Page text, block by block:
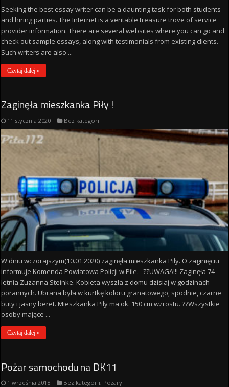
Seeking the best essay writer can be a daunting task for both students
and hiring parties. The Internet is a veritable treasure trove of service
provider information. There are several websites where you can go and
check out sample essays, along with testimonials from existing clients.
Such writers are also ...
Czytaj dalej »
Zaginęła mieszkanka Piły !
11 stycznia 2020 Bez kategorii
W dniu wczorajszym(10.01.2020) zaginęła mieszkanka Piły. O zaginięciu
informuje Komenda Powiatowa Policji w Pile. ??UWAGA!!! Zaginęła 74-
letnia Zuzanna Steinke. Kobieta wyszła z domu dzisiaj w godzinach
porannych. Ubrana była w kurtkę koloru granatowego, spodnie, czarne
buty i jasny beret. Mieszkanka Piły ma ok. 150 cm wzrostu. ??Wszystkie
osoby mające ...
Czytaj dalej »
Pożar samochodu na DK11
1 września 2018 Bez kategorii, Pożary